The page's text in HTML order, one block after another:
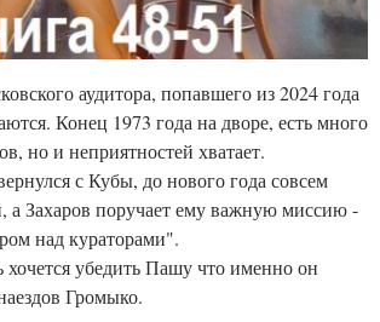
аудитора, попавшего из 2024 года
Конец 1973 года на дворе, есть много
но и неприятностей хватает.
с Кубы, до нового года совсем
а Захаров поручает ему важную миссию -
над кураторами".
убедить Пашу что именно он
Громыко.